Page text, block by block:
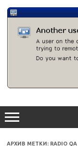
содержимому
АРХИВ МЕТКИ: RADIO QA